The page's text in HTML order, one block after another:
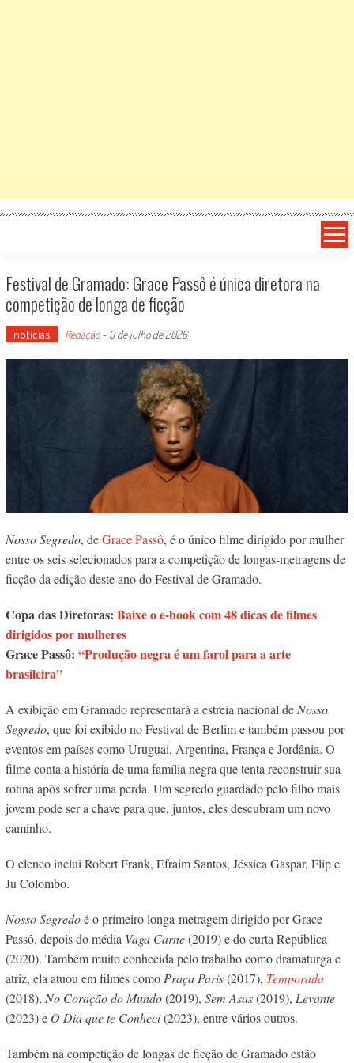
Festival de Gramado: Grace Passô é única diretora na
competição de longa de ficção
notícias Redação- 9 de julho de 2026
Nosso Segredo, deGrace Passô, é o único filme dirigido por mulher
entre os seis selecionados para a competição de longas-metragens de
ficção da edição deste ano do Festival de Gramado.
Copa das Diretoras: Baixe o e-book com 48 dicas de filmes
dirigidos por mulheres
Grace Passô: “Produção negra é um farol para a arte
brasileira”
A exibição em Gramado representará a estreia nacional deNosso
Segredo, que foi exibido no Festival de Berlim e também passou por
eventos em países como Uruguai, Argentina, França e Jordânia. O
filme conta a história de uma família negra que tenta reconstruir sua
rotina após sofrer uma perda. Um segredo guardado pelo filho mais
jovem pode ser a chave para que, juntos, eles descubram um novo
caminho.
O elenco inclui Robert Frank, Efraim Santos, Jéssica Gaspar, Flip e
Ju Colombo.
Nosso Segredoé o primeiro longa-metragem dirigido por Grace
Passô, depois do médiaVaga Carne(2019) e do curta República
(2020). Também muito conhecida pelo trabalho como dramaturga e
atriz, ela atuou em filmes comoPraça Paris(2017), Temporada
(2018), No Coração do Mundo(2019), Sem Asas(2019), Levante
(2023) e O Dia que te Conheci(2023), entre vários outros.
Também na competição de longas de ficção de Gramado estão